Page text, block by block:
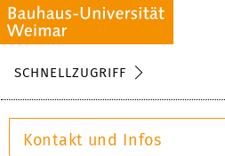
SCHNELLZUGRIFF
Kontakt und Infos